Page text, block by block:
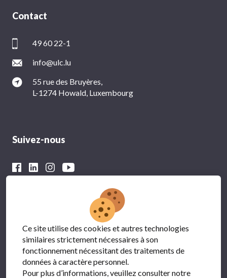
Contact
49 60 22-1
info@ulc.lu
55 rue des Bruyères,
L-1274 Howald, Luxembourg
Suivez-nous
Avec le soutien financier du
Ce site utilise des cookies et autres technologies
similaires strictement nécessaires à son
fonctionnement nécessitant des traitements de
données à caractère personnel.
Pour plus d’informations, veuillez consulter notre